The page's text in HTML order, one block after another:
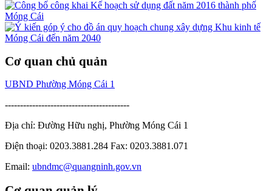
Cơ quan chủ quản
UBND Phường Móng Cái 1
-----------------------------------------
Địa chỉ: Đường Hữu nghị, Phường Móng Cái 1
Điện thoại: 0203.3881.284 Fax: 0203.3881.071
Email: ubndmc@quangninh.gov.vn